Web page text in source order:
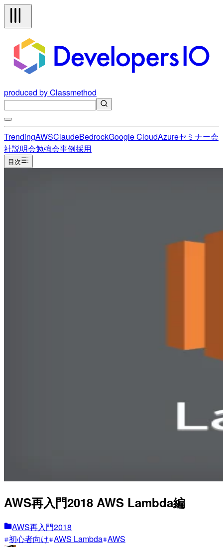
produced by Classmethod
TrendingAWSClaudeBedrockGoogle CloudAzureセミナー会
社説明会勉強会事例採用
目次
AWS再入門2018 AWS Lambda編
AWS再入門2018
初心者向け AWS Lambda AWS